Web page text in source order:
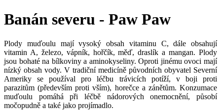
Banán severu - Paw Paw
Plody muďoulu mají vysoký obsah vitaminu C, dále obsahují
vitamin A, železo, vápník, hořčík, měď, draslík a mangan. Plody
jsou bohaté na bílkoviny a aminokyseliny. Oproti jinému ovoci mají
nízký obsah vody. V tradiční medicíně původních obyvatel Severní
Ameriky se používal pro léčbu trávicích potíží, v boji proti
parazitům (především proti vším), horečce a zánětům. Konzumace
muďoulu pomáhá při léčbě nádorových onemocnění, působí
močopudně a také jako projímadlo.